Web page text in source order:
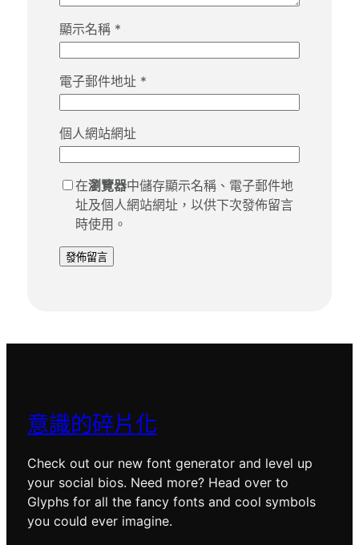
顯示名稱 *
電子郵件地址 *
個人網站網址
在瀏覽器中儲存顯示名稱、電子郵件地
址及個人網站網址，以供下次發佈留言
時使用。
意識的碎片化
Check out our new font generator and level up
your social bios. Need more? Head over to
Glyphs for all the fancy fonts and cool symbols
you could ever imagine.